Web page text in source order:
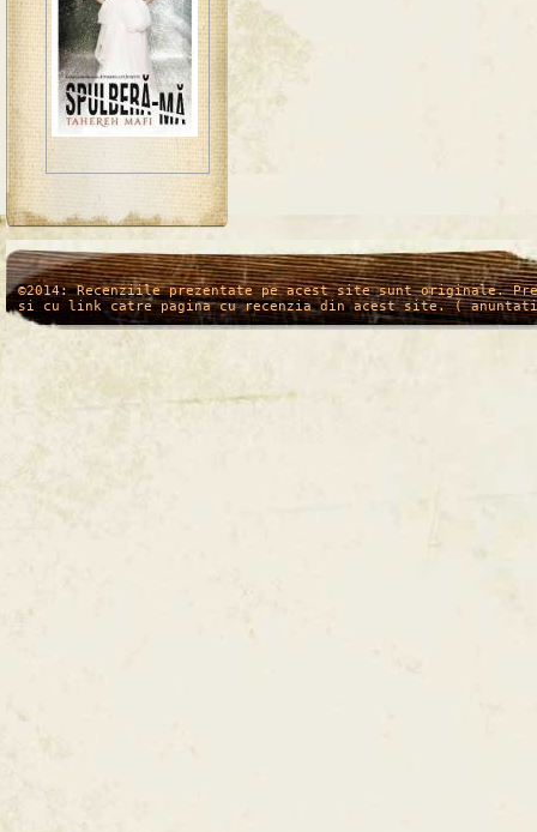
/* */
©2014: Recenziile prezentate pe acest site sunt originale.
si cu link catre pagina cu recenzia din acest site. (